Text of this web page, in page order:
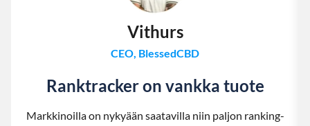
Vithurs
CEO, BlessedCBD
Ranktracker on vankka tuote
Markkinoilla on nykyään saatavilla niin paljon ranking-